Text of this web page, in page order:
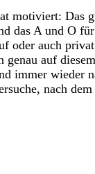
motiviert: Das
das A und O
oder auch
genau auf
immer wieder
nach